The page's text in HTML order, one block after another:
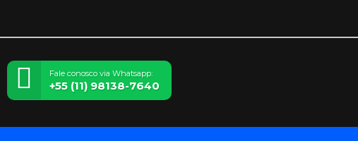
Fale conosco via Whatsapp:
+55 (11) 98138-7640